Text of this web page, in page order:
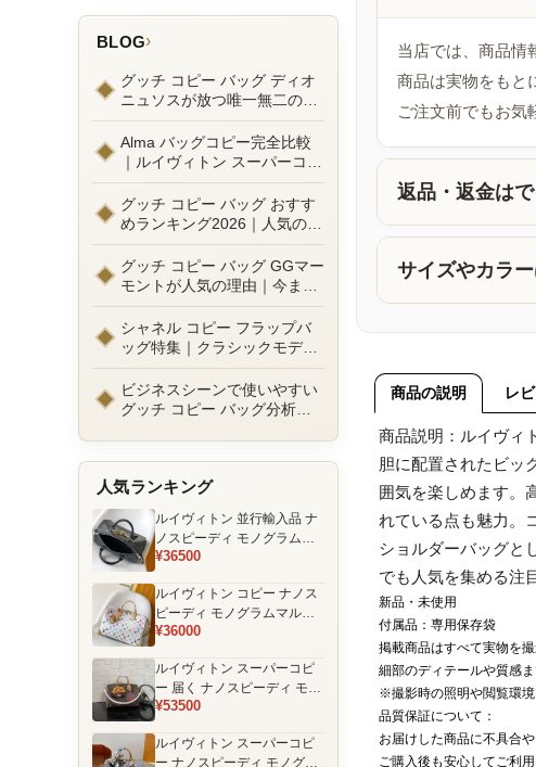
BLOG›
グッチ コピー バッグ ディオ
ニュソスが放つ唯一無二の魅
力とは？新作ラインナップ徹
底ガイドとリアルコーデ例
Alma バッグコピー完全比較
｜ルイヴィトン スーパーコピ
ーで叶えるエレガントな日常
グッチ コピー バッグ おすす
めランキング2026｜人気の
GGマーモントから定番モデ
ルまで徹底比較！コピーバッ
グ通販の選び方
グッチ コピー バッグ GGマー
モントが人気の理由｜今また
選ばれる定番ラグジュアリー
バッグとは
シャネル コピー フラップバ
ッグ特集｜クラシックモデル
の魅力と永遠に愛される理由
ビジネスシーンで使いやすい
グッチ コピー バッグ分析｜
人気ランキング
ルイヴィトン 並行輸入品 ナ
ノスピーディ モノグラムエ
クリプス ブラック チェーン
¥36500
ルイヴィトン コピー ナノス
ピーディ モノグラムマルチ
カラー ホワイト ゴールド金
バッグ
¥36000
ルイヴィトン スーパーコピ
ー 届く ナノスピーディ モノ
グラム ポーチ付き ミニボス
品
¥53500
ルイヴィトン スーパーコピ
ー ナノスピーディ モノグラ
当店では、商品情
商品は実物をもと
ご注文前でもお気
返品・返金は
サイズやカラ
商品の説明 レ
商品説明：ルイヴィ
胆に配置されたビッ
囲気を楽しめます。
れている点も魅力。
ショルダーバッグと
でも人気を集める注
新品・未使用
付属品：専用保存袋
掲載商品はすべて実物を
細部のディテールや質感
※撮影時の照明や閲覧環境
品質保証について：
お届けした商品に不具合
ご購入後も安心してご利